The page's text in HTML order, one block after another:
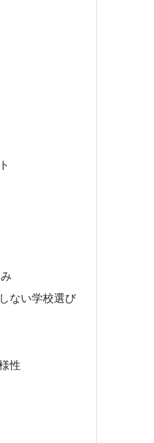
ない学校選び
性